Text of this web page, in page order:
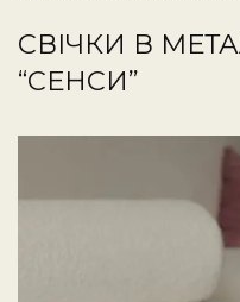
СВІЧКИ В
“СЕНСИ”